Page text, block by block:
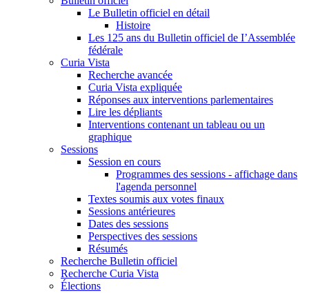
Le Bulletin officiel en détail
Histoire
Les 125 ans du Bulletin officiel de I’Assemblée
fédérale
Curia Vista
Recherche avancée
Curia Vista expliquée
Réponses aux interventions parlementaires
Lire les dépliants
Interventions contenant un tableau ou un
graphique
Sessions
Session en cours
Programmes des sessions - affichage dans
l'agenda personnel
Textes soumis aux votes finaux
Sessions antérieures
Dates des sessions
Perspectives des sessions
Résumés
Recherche Bulletin officiel
Recherche Curia Vista
Élections